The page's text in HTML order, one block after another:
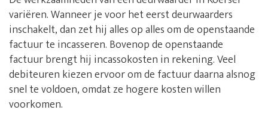
variëren. Wanneer je voor het eerst deurwaarders
inschakelt, dan zet hij alles op alles om de openstaande
factuur te incasseren. Bovenop de openstaande
factuur brengt hij incassokosten in rekening. Veel
debiteuren kiezen ervoor om de factuur daarna alsnog
snel te voldoen, omdat ze hogere kosten willen
voorkomen.